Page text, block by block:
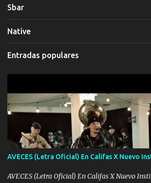
Sbar
Native
Entradas populares
AVECES (Letra Oficial) En Califas X Nuevo
AVECES (Letra Oficial) En Califas X Nuevo